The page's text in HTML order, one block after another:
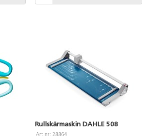
Rullskärmaskin DAHLE 508
Art.nr: 28864